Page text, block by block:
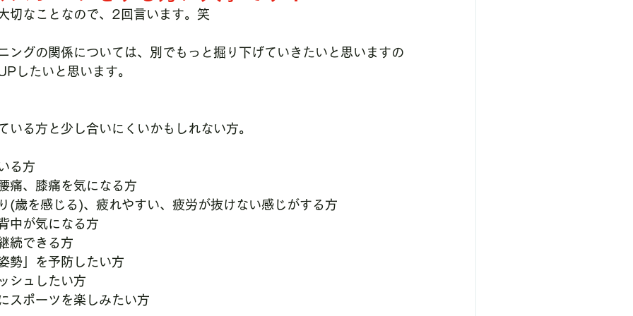
切なことなので、2回言います。笑
ングの関係については、別でもっと掘り下げていきたいと思いますの
したいと思います。
る方と少し合いにくいかもしれない方。
る方
痛、膝痛を気になる方
(歳を感じる)、疲れやすい、疲労が抜けない感じがする方
中が気になる方
続できる方
勢」を予防したい方
シュしたい方
スポーツを楽しみたい方